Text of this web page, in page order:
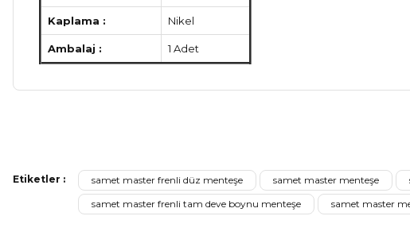
Kaplama : Nikel
Ambalaj : 1 Adet
Ürün resmi kalitesiz, bozuk veya görüntülenemiyor.
Ürün açıklamasında eksik bilgiler bulunuyor.
Etiketler : samet master frenli düz menteşe samet master menteşe
samet master frenli tam deve boynu menteşe
samet master